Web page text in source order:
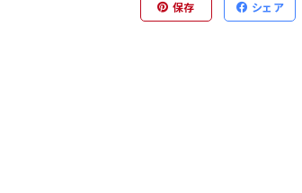
保存 シェア